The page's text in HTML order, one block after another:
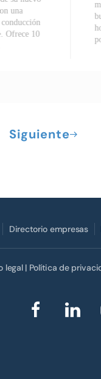
una
conducción
Ofrece 10
Siguiente
Directorio empresas
legal | Política de